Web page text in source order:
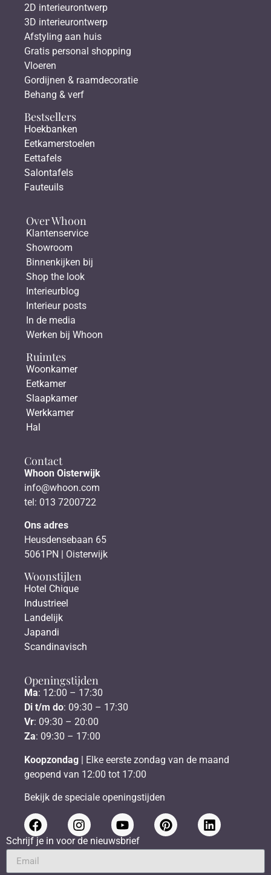
2D interieurontwerp
3D interieurontwerp
Afstyling aan huis
Gratis personal shopping
Vloeren
Gordijnen & raamdecoratie
Behang & verf
Bestsellers
Hoekbanken
Eetkamerstoelen
Eettafels
Salontafels
Fauteuils
Over Whoon
Klantenservice
Showroom
Binnenkijken bij
Shop the look
Interieurblog
Interieur posts
In de media
Werken bij Whoon
Ruimtes
Woonkamer
Eetkamer
Slaapkamer
Werkkamer
Hal
Contact
Whoon Oisterwijk
info@whoon.com
tel: 013 7200722
Ons adres
Heusdensebaan 65
5061PN | Oisterwijk
Woonstijlen
Hotel Chique
Industrieel
Landelijk
Japandi
Scandinavisch
Openingstijden
Ma: 12:00 – 17:30
Di t/m do: 09:30 – 17:30
Vr: 09:30 – 20:00
Za: 09:30 – 17:00
Koopzondag | Elke eerste zondag van de maand
geopend van 12:00 tot 17:00
Bekijk de speciale openingstijden
Schrijf je in voor de nieuwsbrief